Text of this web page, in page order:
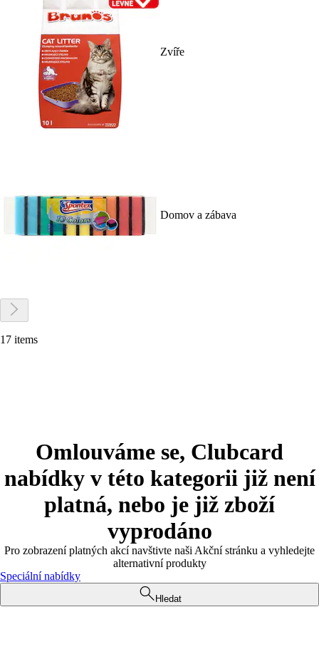
Zvíře
Domov a zábava
17 items
Omlouváme se, Clubcard
nabídky v této kategorii již není
platná, nebo je již zboží
vyprodáno
Pro zobrazení platných akcí navštivte naši Akční stránku a vyhledejte
alternativní produkty
Speciální nabídky
Hledat